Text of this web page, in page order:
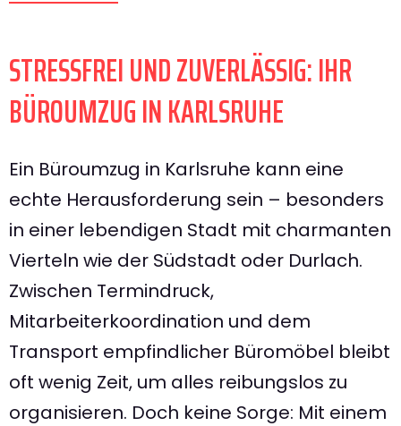
STRESSFREI UND ZUVERLÄSSIG: IHR
BÜROUMZUG IN KARLSRUHE
Ein Büroumzug in Karlsruhe kann eine
echte Herausforderung sein – besonders
in einer lebendigen Stadt mit charmanten
Vierteln wie der Südstadt oder Durlach.
Zwischen Termindruck,
Mitarbeiterkoordination und dem
Transport empfindlicher Büromöbel bleibt
oft wenig Zeit, um alles reibungslos zu
organisieren. Doch keine Sorge: Mit einem